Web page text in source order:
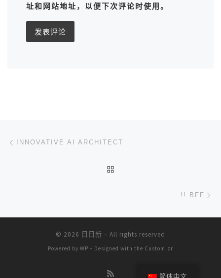
址和网站地址，以便下次评论时使用。
文章导航
INNOVATIVE AI ARCHITECT
!! BFF
© 2026 日日新 – All rights reserved
Powered by WP – Designed with the Customizr